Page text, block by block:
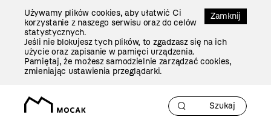
Zamknij
Używamy plików cookies, aby ułatwić Ci
korzystanie z naszego serwisu oraz do celów
statystycznych.
Jeśli nie blokujesz tych plików, to zgadzasz się na ich
użycie oraz zapisanie w pamięci urządzenia.
Pamiętaj, że możesz samodzielnie zarządzać cookies,
zmieniając ustawienia przeglądarki.